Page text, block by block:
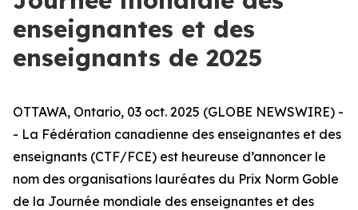
enseignantes et des
enseignants de 2025
OTTAWA, Ontario, 03 oct. 2025 (GLOBE NEWSWIRE) -
- La Fédération canadienne des enseignantes et des
enseignants (CTF/FCE) est heureuse d’annoncer le
nom des organisations lauréates du Prix Norm Goble
de la Journée mondiale des enseignantes et des